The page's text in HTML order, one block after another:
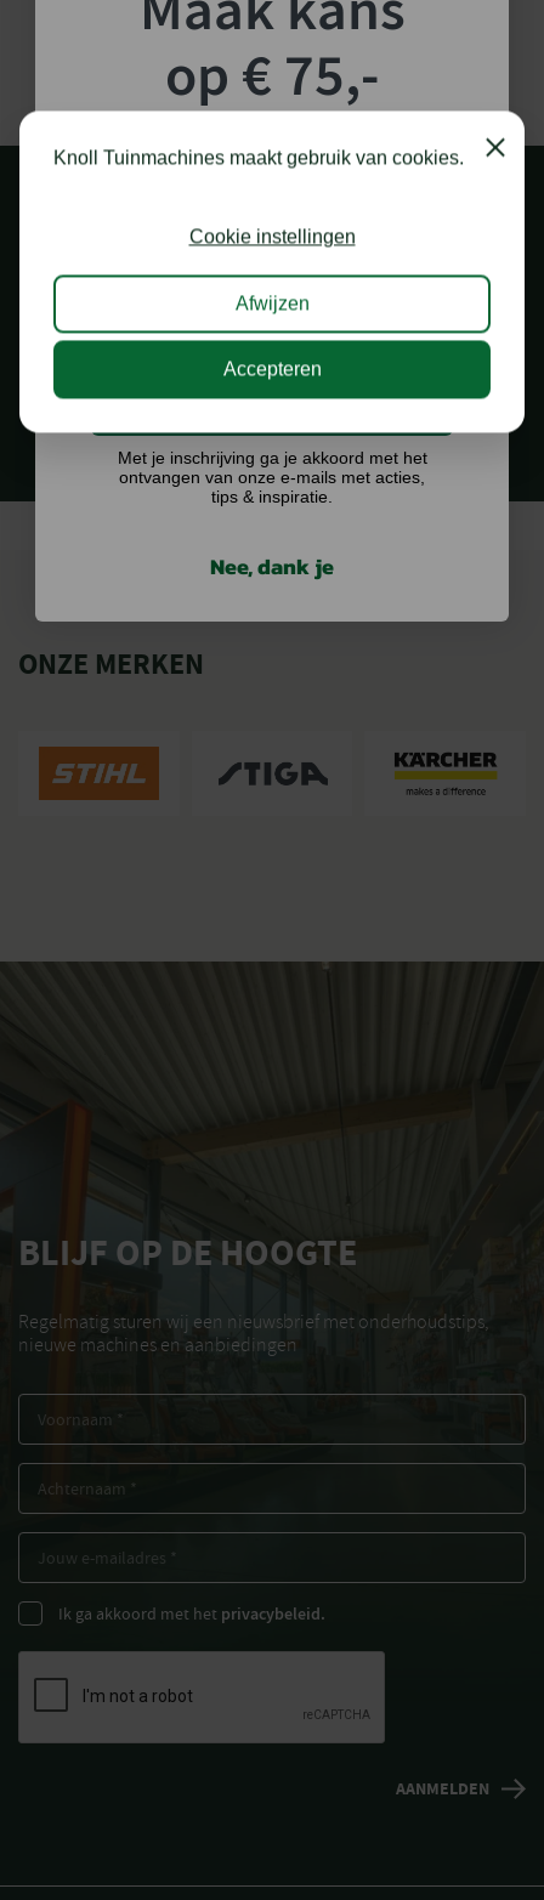
1.000 M2 SHOWROOM
in Staphorst
ONZE MERKEN
BLIJF OP DE HOOGTE
Regelmatig sturen wij een nieuwsbrief met onderhoudstips,
nieuwe machines en aanbiedingen
Ik ga akkoord met het privacybeleid.
Knoll Tuinmachines maakt gebruik van cookies. Close
Cookie instellingen
Afwijzen
Accepteren
op € 75,-
shoptegoed!
kans op €75,- te besteden op onze webshop.
Ik doe graag mee!
Met je inschrijving ga je akkoord met het
ontvangen van onze e-mails met acties,
tips & inspiratie.
Nee, dank je